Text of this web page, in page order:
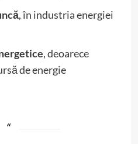
, în industria energiei
, deoarece
de energie